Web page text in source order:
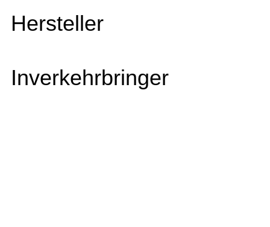
Hersteller
Inverkehrbringer